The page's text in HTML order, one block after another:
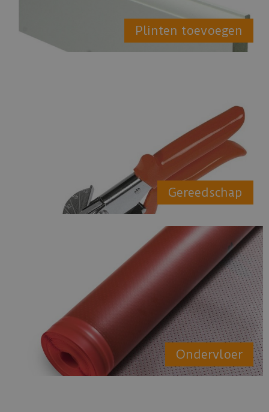
Plinten toevoegen
Gereedschap
Ondervloer